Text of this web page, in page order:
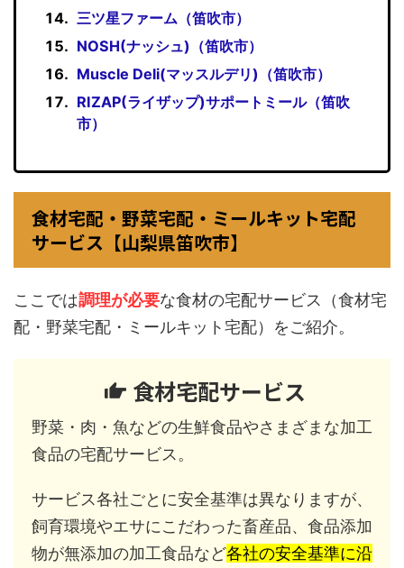
三ツ星ファーム（笛吹市）
NOSH(ナッシュ)（笛吹市）
Muscle Deli(マッスルデリ)（笛吹市）
RIZAP(ライザップ)サポートミール（笛吹
市）
食材宅配・野菜宅配・ミールキット宅配
サービス【山梨県笛吹市】
ここでは調理が必要な食材の宅配サービス（食材宅
配・野菜宅配・ミールキット宅配）をご紹介。
食材宅配サービス
野菜・肉・魚などの生鮮食品やさまざまな加工
食品の宅配サービス。
サービス各社ごとに安全基準は異なりますが、
飼育環境やエサにこだわった畜産品、食品添加
物が無添加の加工食品など各社の安全基準に沿